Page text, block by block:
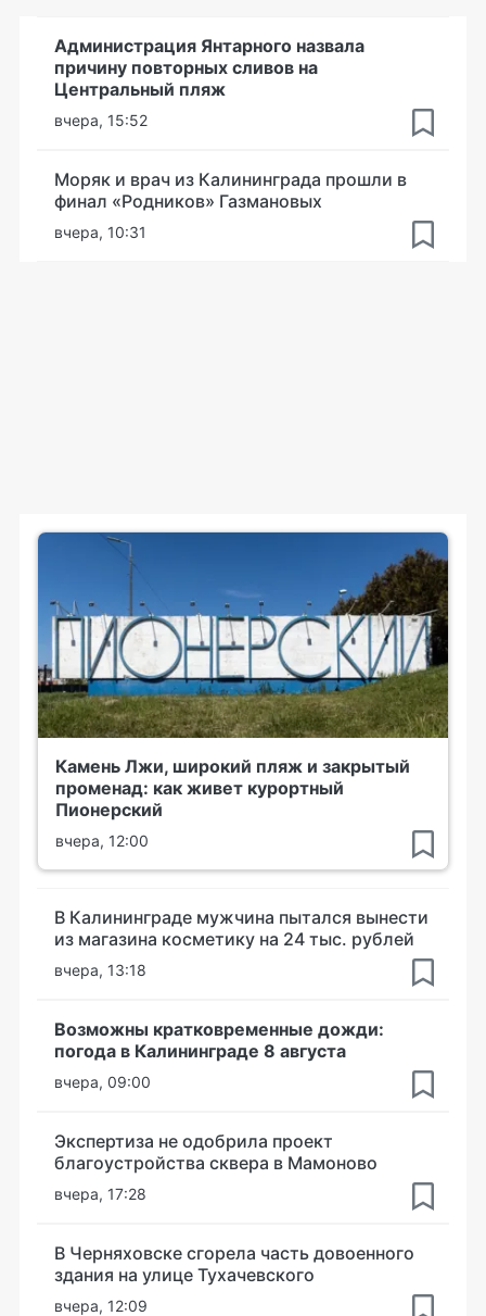
Администрация Янтарного назвала
причину повторных сливов на
Центральный пляж
вчера, 15:52
Моряк и врач из Калининграда прошли в
финал «Родников» Газмановых
вчера, 10:31
Камень Лжи, широкий пляж и закрытый
променад: как живет курортный
Пионерский
вчера, 12:00
В Калининграде мужчина пытался вынести
из магазина косметику на 24 тыс. рублей
вчера, 13:18
Возможны кратковременные дожди:
погода в Калининграде 8 августа
вчера, 09:00
Экспертиза не одобрила проект
благоустройства сквера в Мамоново
вчера, 17:28
В Черняховске сгорела часть довоенного
здания на улице Тухачевского
вчера, 12:09